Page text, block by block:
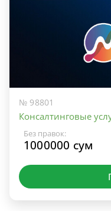
№ 98801
Консалтинговые
Без правок:
1000000 сум